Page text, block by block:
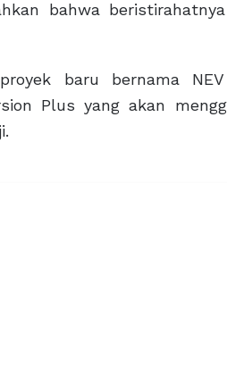
bahwa
baru bernama
Plus yang akan